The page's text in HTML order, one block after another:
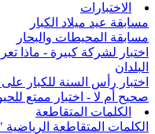
الاختبارات
مسابقة عيد ميلاد الكبار
مسابقة المحيطات والبحار
اختبار لشركة كبيرة - ماذا
البلدان
اختبار رأس السنة للكبار على
صحيح أم لا - اختبار ممتع
الكلمات المتقاطعة
الكلمات المتقاطعة